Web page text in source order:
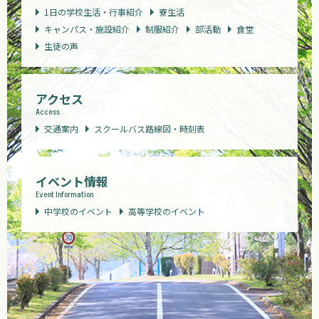
1日の学校生活・行事紹介
寮生活
キャンパス・施設紹介
制服紹介 部活動
食堂
生徒の声
アクセス
Access
交通案内
スクールバス路線図・時刻表
イベント情報
Event Information
中学校のイベント
高等学校のイベント